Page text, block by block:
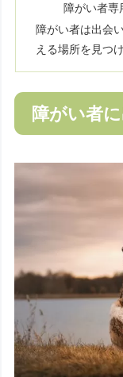
障がい者専
障がい者は出会
える場所を見つ
障がい者